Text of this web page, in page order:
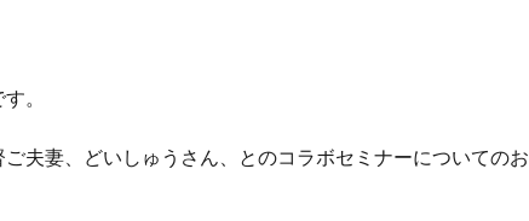
。
夫妻、どいしゅうさん、とのコラボセミナーについてのお